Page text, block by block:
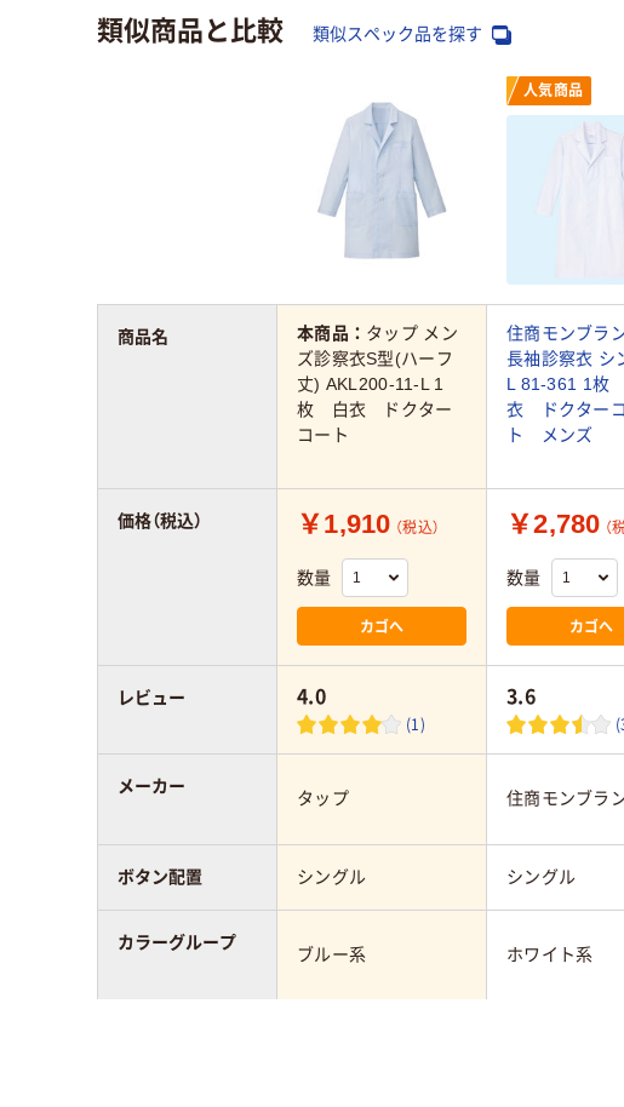
類似商品と比較 類似スペック品を探す
人気商品
本商品： タップ メン
ズ診察衣S型(ハーフ
丈) AKL200-11-L 1
枚 白衣 ドクター
コート
住商モンブラ
長袖診察衣 シ
L 81-361 1枚
衣 ドクター
ト メンズ
￥1,910 （税込）
数量
カゴへ
￥2,780 （
数量
カゴへ
4.0
(1)
3.6
タップ 住商モンブラ
シングル シングル
ブルー系 ホワイト系
商品名
価格（税込）
レビュー
メーカー
ボタン配置
カラーグループ